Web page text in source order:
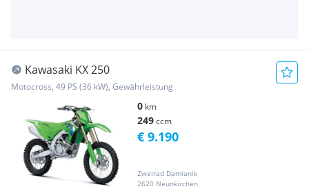
Kawasaki KX 250
Motocross, 49 PS (36 kW), Gewährleistung
0 km
249ccm
Zweirad Damianik
2620 Neunkirchen
€ 9.190